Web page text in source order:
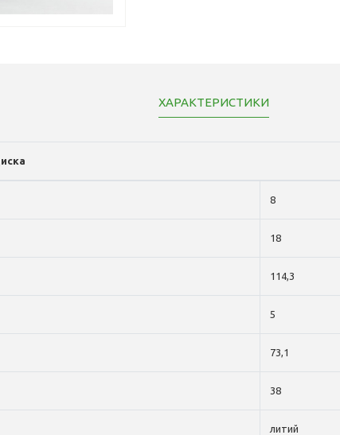
ХАРАКТЕРИСТИКИ
8
18
114,3
5
73,1
38
литий